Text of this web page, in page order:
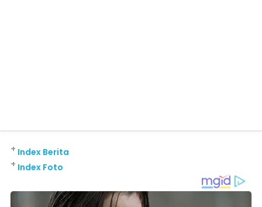
Index Berita
+
Index Foto
+